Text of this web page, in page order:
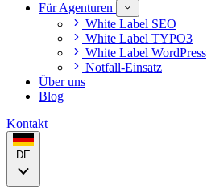
Für Agenturen
White Label SEO
White Label TYPO3
White Label WordPress
Notfall-Einsatz
Über uns
Blog
Kontakt
DE